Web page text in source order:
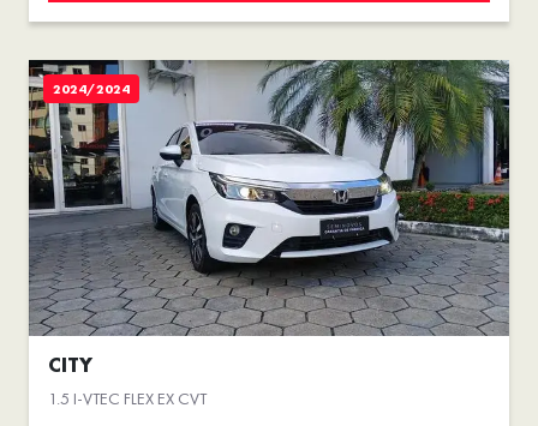
2024/2024
CITY
1.5 I-VTEC FLEX EX CVT